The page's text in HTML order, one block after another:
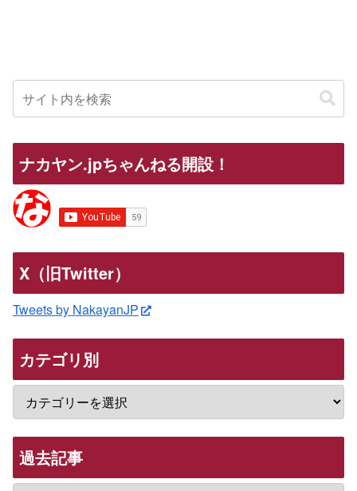
ナカヤン.jpちゃんねる開設！
X（旧Twitter）
Tweets by NakayanJP
カテゴリ別
過去記事